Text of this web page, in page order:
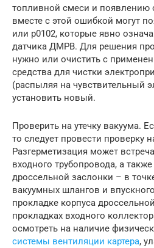
топливной смеси и появлению
вместе с этой ошибкой могут
или p0102, которые явно
датчика ДМРВ. Для решения
нужно или очистить с
средства для чистки
(распыляя на чувствительный
установить новый.
Проверить на утечку вакуума.
то следует провести проверку
Разгерметизация может
входного трубопровода, а
дроссельной заслонки – в
вакуумных шлангов и
прокладке корпуса
прокладках входного
осмотреть на наличие
системы вентиляции картера,